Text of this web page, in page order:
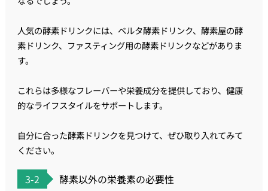
人気の酵素ドリンクには、ベルタ酵素ドリンク、酵素屋の酵
素ドリンク、ファスティング用の酵素ドリンクなどがありま
す。
これらは多様なフレーバーや栄養成分を提供しており、健康
的なライフスタイルをサポートします。
自分に合った酵素ドリンクを見つけて、ぜひ取り入れてみて
ください。
3-2 酵素以外の栄養素の必要性